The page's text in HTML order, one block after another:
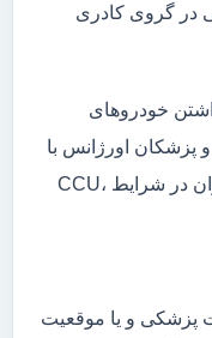
در گروی کادری
خودروهای
پزشکان اورژانس با
تجربه و دانش روز، امکان انتقال بیماران در شرایط CCU،
پزشکی و یا موقعیت